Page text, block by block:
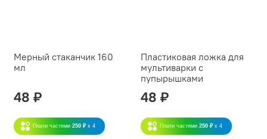
Мерный стаканчик 160
мл
48 ₽
Плати частями 250 ₽ x 4
Пластиковая ложка для
мультиварки с
пупырышками
48 ₽
Плати частями 250 ₽ x 4